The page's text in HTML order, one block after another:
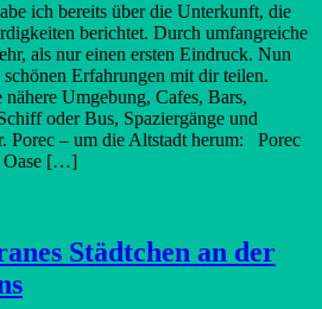
ich bereits über die Unterkunft, die
berichtet. Durch umfangreiche
als nur einen ersten Eindruck. Nun
Erfahrungen mit dir teilen.
Umgebung, Cafes, Bars,
oder Bus, Spaziergänge und
Porec – um die Altstadt herum: Porec
Oase […]
Städtchen an der